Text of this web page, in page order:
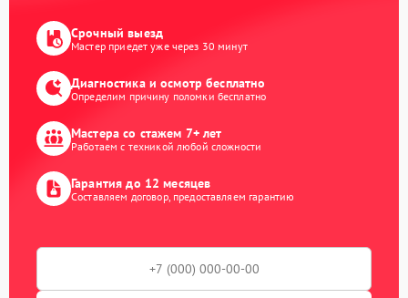
Срочный выезд
Мастер приедет уже через 30 минут
Диагностика и осмотр бесплатно
Определим причину поломки бесплатно
Мастера со стажем 7+ лет
Работаем с техникой любой сложности
Гарантия до 12 месяцев
Составляем договор, предоставляем гарантию